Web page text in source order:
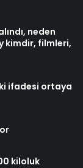
neden
kimdir, filmleri,
ifadesi ortaya
kiloluk